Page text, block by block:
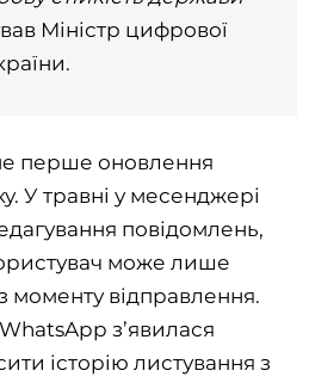
Міністр цифрової
перше оновлення
У травні у месенджері
повідомлень,
може лише
моменту відправлення.
з’явилася
історію листування з